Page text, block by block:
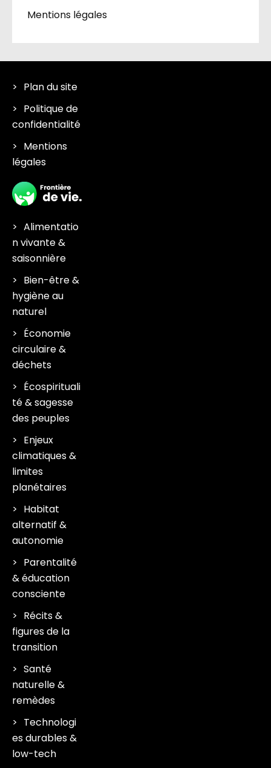
Mentions légales
Plan du site
Politique de
confidentialité
Mentions
légales
Alimentatio
n vivante &
saisonnière
Bien-être &
hygiène au
naturel
Économie
circulaire &
déchets
Écospirituali
té & sagesse
des peuples
Enjeux
climatiques &
limites
planétaires
Habitat
alternatif &
autonomie
Parentalité
& éducation
consciente
Récits &
figures de la
transition
Santé
naturelle &
remèdes
Technologi
es durables &
low-tech